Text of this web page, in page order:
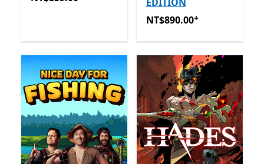
NT$890.00提供應用程式內
NT$890.00+